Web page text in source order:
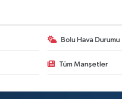
Bolu Hava Durumu
Tüm Manşetler